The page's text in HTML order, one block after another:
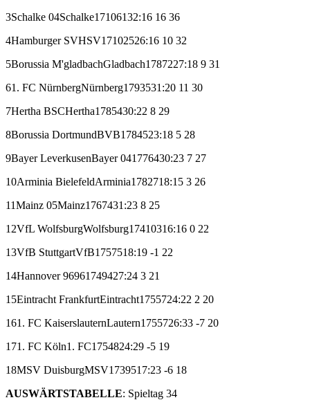
3Schalke 04Schalke17106132:16 16 36
4Hamburger SVHSV17102526:16 10 32
5Borussia M'gladbachGladbach1787227:18 9 31
61. FC NürnbergNürnberg1793531:20 11 30
7Hertha BSCHertha1785430:22 8 29
8Borussia DortmundBVB1784523:18 5 28
9Bayer LeverkusenBayer 041776430:23 7 27
10Arminia BielefeldArminia1782718:15 3 26
11Mainz 05Mainz1767431:23 8 25
12VfL WolfsburgWolfsburg17410316:16 0 22
13VfB StuttgartVfB1757518:19 -1 22
14Hannover 96961749427:24 3 21
15Eintracht FrankfurtEintracht1755724:22 2 20
161. FC KaiserslauternLautern1755726:33 -7 20
171. FC Köln1. FC1754824:29 -5 19
18MSV DuisburgMSV1739517:23 -6 18
AUSWÄRTSTABELLE: Spieltag 34